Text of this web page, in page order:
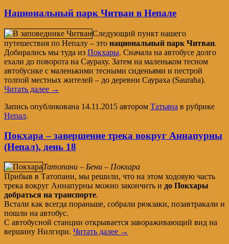
Национальный парк Читван в Непале
Следующий пункт нашего
путешествия по Непалу – это национальный парк Читван.
Добирались мы туда из Покхары. Сначала на автобусе долго
ехали до поворота на Саураху. Затем на маленьком тесном
автобусике с маленькими тесными сиденьями и пестрой
толпой местных жителей – до деревни Саураха (Sauraha).
Читать далее →
Запись опубликована 14.11.2015 автором Татьяна в рубрике
Непал.
Покхара – завершение трека вокруг Аннапурны
(Непал), день 18
Татопани – Бени – Покхара
Прибыв в Татопани, мы решили, что на этом ходовую часть
трека вокруг Аннапурны можно закончить и до Покхары
добраться на транспорте.
Встали как всегда пораньше, собрали рюкзаки, позавтракали и
пошли на автобус.
С автобусной станции открывается завораживающий вид на
вершину Нилгири. Читать далее →